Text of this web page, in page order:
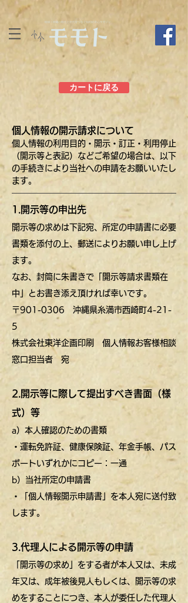
カートに戻る
個人情報の開示請求について
個人情報の利用目的・開示・訂正・利用停止
（開示等と表記）などご希望の場合は、以下
の手続きにより当社への申請をお願いいたし
ます。
1.開示等の申出先
開示等の求めは下記宛、所定の申請書に必要
書類を添付の上、郵送によりお願い申し上げ
ます。
なお、封筒に朱書きで「開示等請求書類在
中」とお書き添え頂ければ幸いです。
〒901-0306 沖縄県糸満市西崎町4-21-
5
株式会社東洋企画印刷 個人情報お客様相談
窓口担当者 宛
2.開示等に際して提出すべき書面（様
式）等
a）本人確認のための書類
・運転免許証、健康保険証、年金手帳、パス
ポートいずれかにコピー：一通
b）当社所定の申請書
・「個人情報開示申請書」を本人宛に送付致
します。
3.代理人による開示等の申請
「開示等の求め」をする者が本人又は、未成
年又は、成年被後見人もしくは、開示等の求
めをすることにつき、本人が委任した代理人